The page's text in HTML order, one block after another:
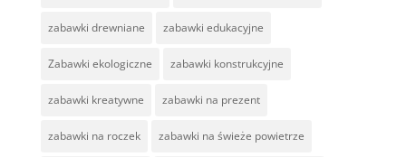
zabawki drewniane zabawki edukacyjne
Zabawki ekologiczne zabawki konstrukcyjne
zabawki kreatywne zabawki na prezent
zabawki na roczek zabawki na świeże powietrze